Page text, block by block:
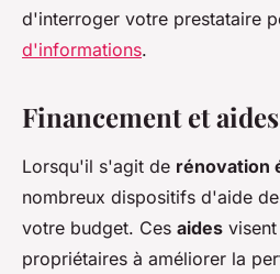
d'interroger votre prestataire
d'informations.
Financement et
Lorsqu'il s'agit de rénovation
nombreux dispositifs d'aide
votre budget. Ces aides
propriétaires à améliorer la